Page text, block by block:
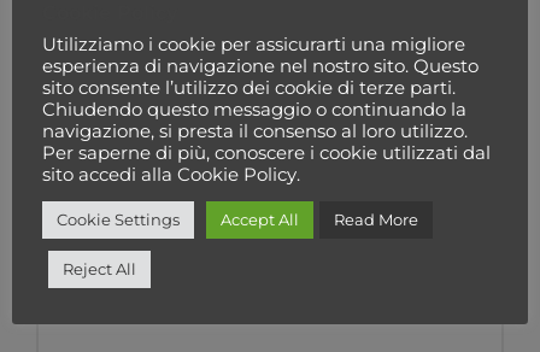
Utilizziamo i cookie per assicurarti una migliore
esperienza di navigazione nel nostro sito. Questo
sito consente l’utilizzo dei cookie di terze parti.
Chiudendo questo messaggio o continuando la
navigazione, si presta il consenso al loro utilizzo.
Per saperne di più, conoscere i cookie utilizzati dal
sito accedi alla Cookie Policy.
Cookie Settings Accept All Read More
Reject All